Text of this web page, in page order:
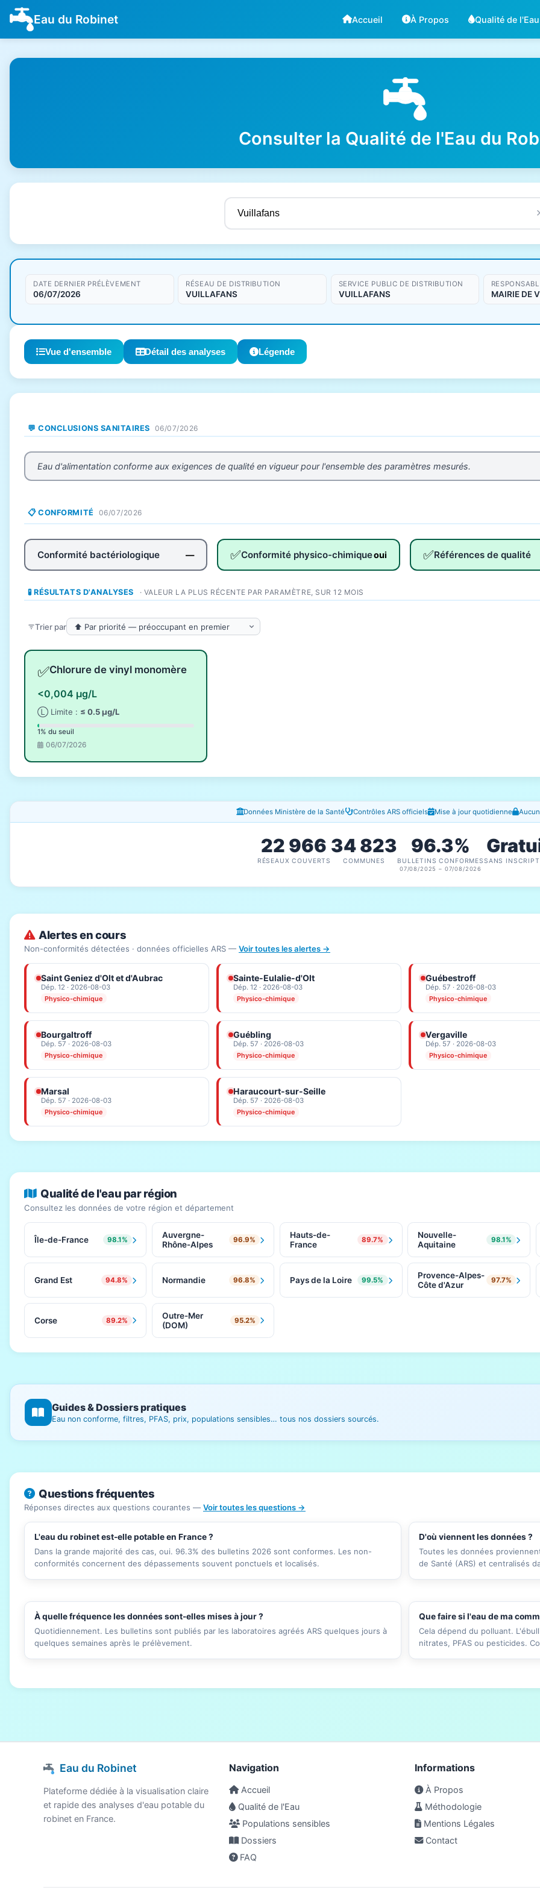
Eau du Robinet Accueil À Propos Qualité de l'Eau
Consulter la Qualité de l'Eau du
Résultats de qualité de l'eau
DATE DERNIER PRÉLÈVEMENT
06/07/2026
RÉSEAU DE DISTRIBUTION
VUILLAFANS
SERVICE PUBLIC DE DISTRIBUTION
VUILLAFANS MAIRIE DE
Vue d'ensemble Détail des analyses Légende
💬 CONCLUSIONS SANITAIRES 06/07/2026
Eau d'alimentation conforme aux exigences de qualité en vigueur pour l'ensemble des paramètres mesurés.
📋 CONFORMITÉ 06/07/2026
Conformité bactériologique — ✅Conformité physico-chimiqueoui ✅Références de qualité
🧪 RÉSULTATS D'ANALYSES · VALEUR LA PLUS RÉCENTE PAR PARAMÈTRE, SUR 12 MOIS
Trier par
✅Chlorure de vinyl monomère
<0,004 µg/L
Ⓛ Limite : ≤ 0.5 µg/L
1% du seuil
06/07/2026
Fenêtres d'information Données Ministère de la Santé Contrôles ARS officiels Mise à jour quotidienne
22 966
RÉSEAUX COUVERTS
34 823
COMMUNES
96.3%
BULLETINS CONFORMES
07/08/2025 – 07/08/2026
SANS
Alertes en cours
Non-conformités détectées · données officielles ARS — Voir toutes les alertes →
Saint Geniez d'Olt et d'Aubrac
Dép. 12 · 2026-08-03
Physico-chimique
Sainte-Eulalie-d'Olt
Dép. 12 · 2026-08-03
Physico-chimique
Guébestroff
Dép. 57 · 2026-08-03
Physico-chimique
Bourgaltroff
Dép. 57 · 2026-08-03
Physico-chimique
Guébling
Dép. 57 · 2026-08-03
Physico-chimique
Vergaville
Dép. 57 · 2026-08-03
Physico-chimique
Marsal
Dép. 57 · 2026-08-03
Physico-chimique
Haraucourt-sur-Seille
Dép. 57 · 2026-08-03
Physico-chimique
Qualité de l'eau par région
Consultez les données de votre région et département
Île-de-France 98.1%
Auvergne-
Rhône-Alpes
96.9%
Hauts-de-
France
89.7%
Nouvelle-
Aquitaine
98.1%
Grand Est 94.8% Normandie 96.8% Pays de la Loire 99.5%
Provence-Alpes-
Côte d'Azur
97.7%
Corse 89.2%
Outre-Mer
(DOM)
95.2%
Guides & Dossiers pratiques
Eau non conforme, filtres, PFAS, prix, populations sensibles… tous nos dossiers sourcés.
Questions fréquentes
Réponses directes aux questions courantes — Voir toutes les questions →
L'eau du robinet est-elle potable en France ?
Dans la grande majorité des cas, oui. 96.3% des bulletins 2026 sont conformes. Les non-
conformités concernent des dépassements souvent ponctuels et localisés.
D'où viennent les données ?
Toutes les données
de Santé (ARS) et centralisés
À quelle fréquence les données sont-elles mises à jour ?
Quotidiennement. Les bulletins sont publiés par les laboratoires agréés ARS quelques jours à
quelques semaines après le prélèvement.
Que faire si l'eau de ma
Cela dépend du polluant.
nitrates, PFAS ou pesticides.
Eau du Robinet
Plateforme dédiée à la visualisation claire
et rapide des analyses d'eau potable du
robinet en France.
Navigation
Accueil
Qualité de l'Eau
Populations sensibles
Dossiers
FAQ
Informations
À Propos
Méthodologie
Mentions Légales
Contact